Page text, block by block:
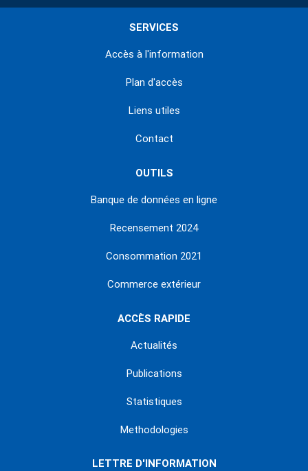
SERVICES
Accès à l'information
Plan d'accès
Liens utiles
Contact
OUTILS
Banque de données en ligne
Recensement 2024
Consommation 2021
Commerce extérieur
ACCÈS RAPIDE
Actualités
Publications
Statistiques
Methodologies
LETTRE D'INFORMATION